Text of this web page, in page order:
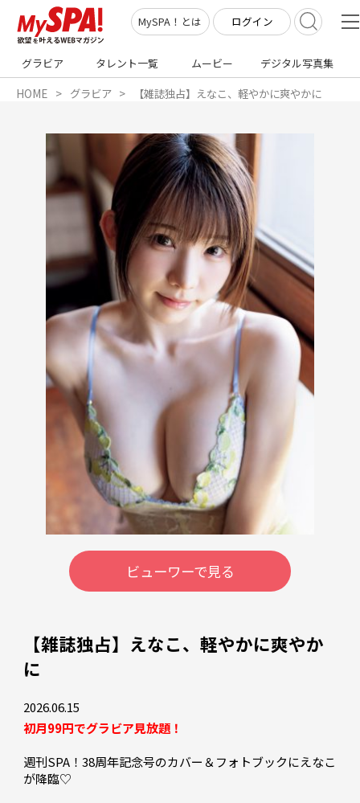
MySPA！とは ログイン
グラビア タレント一覧 ムービー デジタル写真集
HOME グラビア 【雑誌独占】えなこ、軽やかに爽やかに
ビューワーで見る
【雑誌独占】えなこ、軽やかに爽やか
に
2026.06.15
初月99円でグラビア見放題！
週刊SPA！38周年記念号のカバー＆フォトブックにえなこ
が降臨♡